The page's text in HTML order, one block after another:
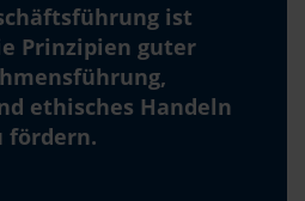
ist
Prinzipien guter
ethisches Handeln
fördern.